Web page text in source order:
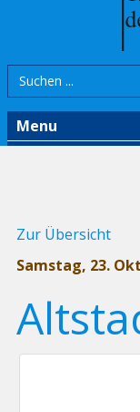
Menu
Zur Übersicht
Samstag, 23.